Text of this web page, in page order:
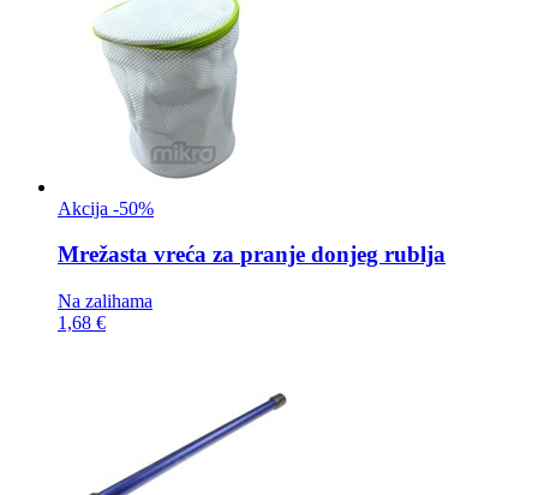
Akcija -50%
Mrežasta vreća za pranje donjeg rublja
Na zalihama
1,68 €